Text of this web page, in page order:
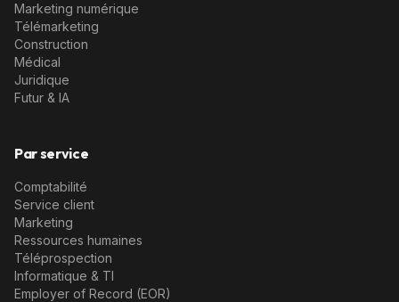
Marketing numérique
Télémarketing
Construction
Médical
Juridique
Futur & IA
Par service
Comptabilité
Service client
Marketing
Ressources humaines
Téléprospection
Informatique & TI
Employer of Record (EOR)